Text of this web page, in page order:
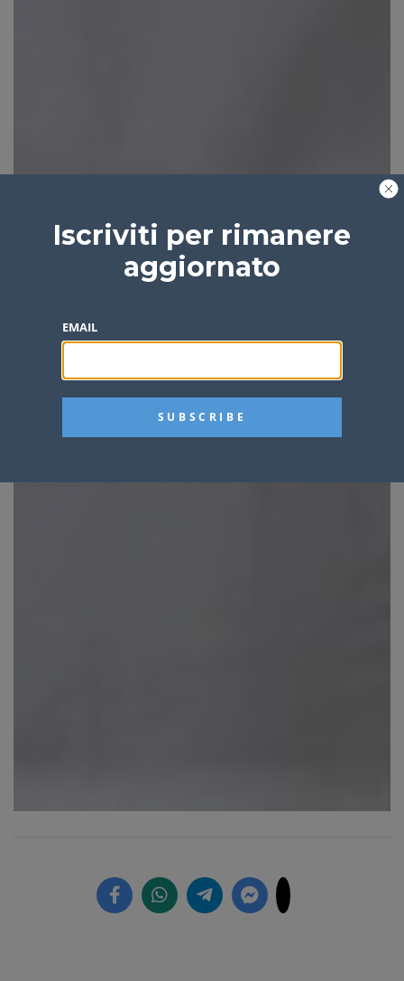
Iscriviti per rimanere
aggiornato
EMAIL